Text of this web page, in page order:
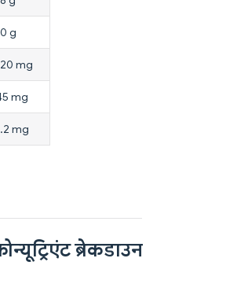
g
mg
mg
mg
ब्रेकडाउन